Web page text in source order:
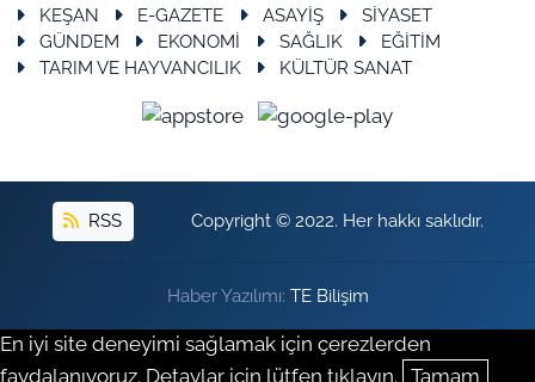
KEŞAN E-GAZETE ASAYİŞ
SİYASET
GÜNDEM
EKONOMİ SAĞLIK
EĞİTİM
TARIM VE HAYVANCILIK
KÜLTÜR SANAT
RSS Copyright © 2022. Her hakkı saklıdır.
Haber Yazılımı: TE Bilişim
En iyi site deneyimi sağlamak için çerezlerden
faydalanıyoruz. Detaylar için lütfen tıklayın. Tamam